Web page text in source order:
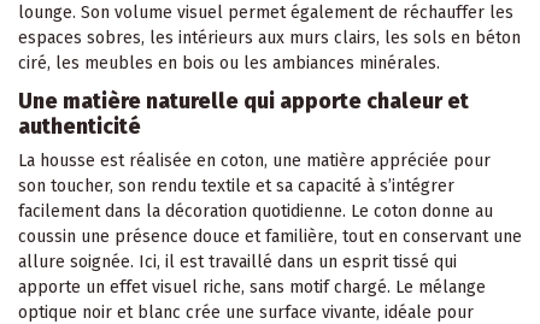
lounge. Son volume visuel permet également de réchauffer les
espaces sobres, les intérieurs aux murs clairs, les sols en béton
ciré, les meubles en bois ou les ambiances minérales.
Une matière naturelle qui apporte chaleur et
authenticité
La housse est réalisée en coton, une matière appréciée pour
son toucher, son rendu textile et sa capacité à s’intégrer
facilement dans la décoration quotidienne. Le coton donne au
coussin une présence douce et familière, tout en conservant une
allure soignée. Ici, il est travaillé dans un esprit tissé qui
apporte un effet visuel riche, sans motif chargé. Le mélange
optique noir et blanc crée une surface vivante, idéale pour